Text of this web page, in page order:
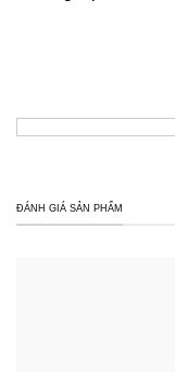
ĐÁNH GIÁ SẢN PHẨM